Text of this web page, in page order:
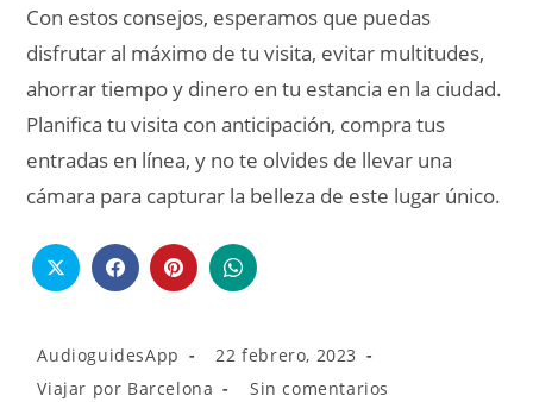
Con estos consejos, esperamos que puedas
disfrutar al máximo de tu visita, evitar multitudes,
ahorrar tiempo y dinero en tu estancia en la ciudad.
Planifica tu visita con anticipación, compra tus
entradas en línea, y no te olvides de llevar una
cámara para capturar la belleza de este lugar único.
AudioguidesApp
22 febrero, 2023
Viajar por Barcelona
Sin comentarios